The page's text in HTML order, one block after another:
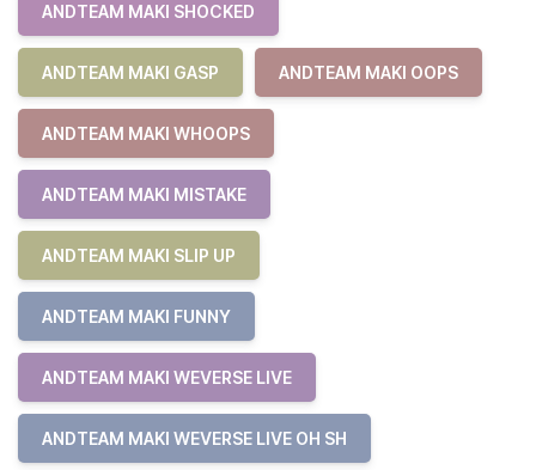
ANDTEAM MAKI SHOCKED
ANDTEAM MAKI GASP ANDTEAM MAKI OOPS
ANDTEAM MAKI WHOOPS
ANDTEAM MAKI MISTAKE
ANDTEAM MAKI SLIP UP
ANDTEAM MAKI FUNNY
ANDTEAM MAKI WEVERSE LIVE
ANDTEAM MAKI WEVERSE LIVE OH SH